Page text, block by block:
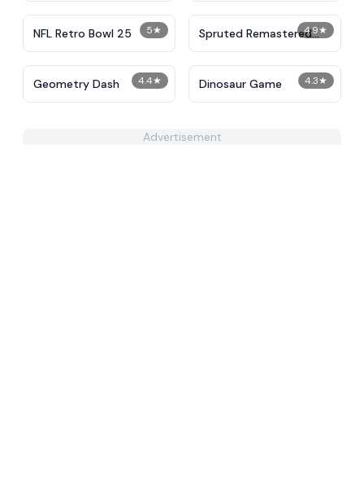
5★
NFL Retro Bowl 25 4.9★
Spruted Remastered
Alternative Phase 2
4.4★
Geometry Dash 4.3★
Dinosaur Game
Advertisement